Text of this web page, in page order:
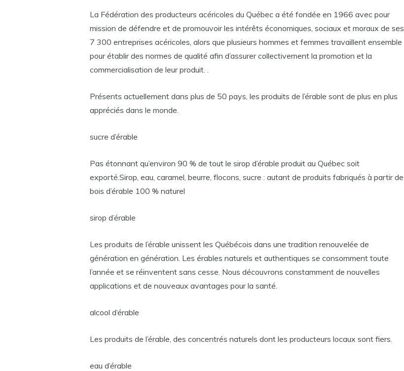
La Fédération des producteurs acéricoles du Québec a été fondée en 1966 avec pour
mission de défendre et de promouvoir les intérêts économiques, sociaux et moraux de ses
7 300 entreprises acéricoles, alors que plusieurs hommes et femmes travaillent ensemble
pour établir des normes de qualité afin d’assurer collectivement la promotion et la
commercialisation de leur produit. .
Présents actuellement dans plus de 50 pays, les produits de l’érable sont de plus en plus
appréciés dans le monde.
sucre d’érable
Pas étonnant qu’environ 90 % de tout le sirop d’érable produit au Québec soit
exporté.Sirop, eau, caramel, beurre, flocons, sucre : autant de produits fabriqués à partir de
bois d’érable 100 % naturel
sirop d’érable
Les produits de l’érable unissent les Québécois dans une tradition renouvelée de
génération en génération. Les érables naturels et authentiques se consomment toute
l’année et se réinventent sans cesse. Nous découvrons constamment de nouvelles
applications et de nouveaux avantages pour la santé.
alcool d’érable
Les produits de l’érable, des concentrés naturels dont les producteurs locaux sont fiers.
eau d’érable